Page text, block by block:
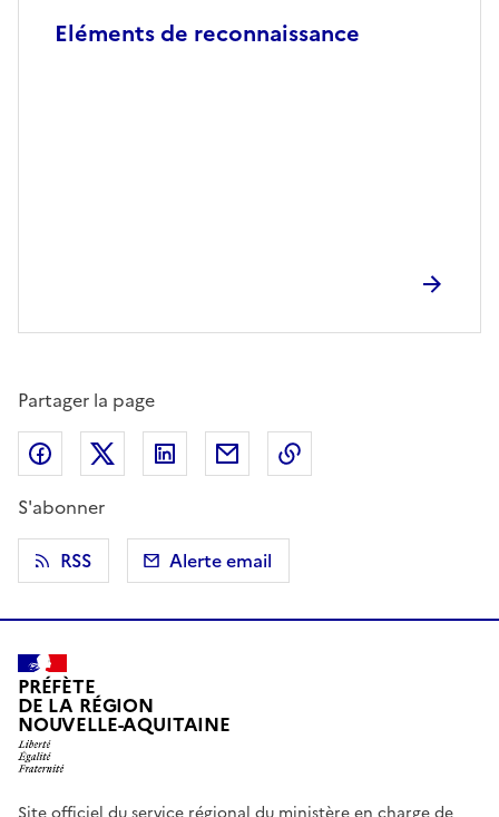
Eléments de reconnaissance
Partager la page
Partager sur Facebook
Partager sur X (anciennement Twitter)
Partager sur LinkedIn
Partager par email
S'abonner
RSS
Alerte email
PRÉFÈTE
DE LA RÉGION
NOUVELLE-AQUITAINE